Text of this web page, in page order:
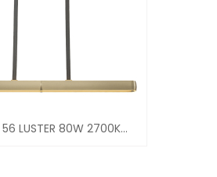
56 LUSTER 80W 2700K...